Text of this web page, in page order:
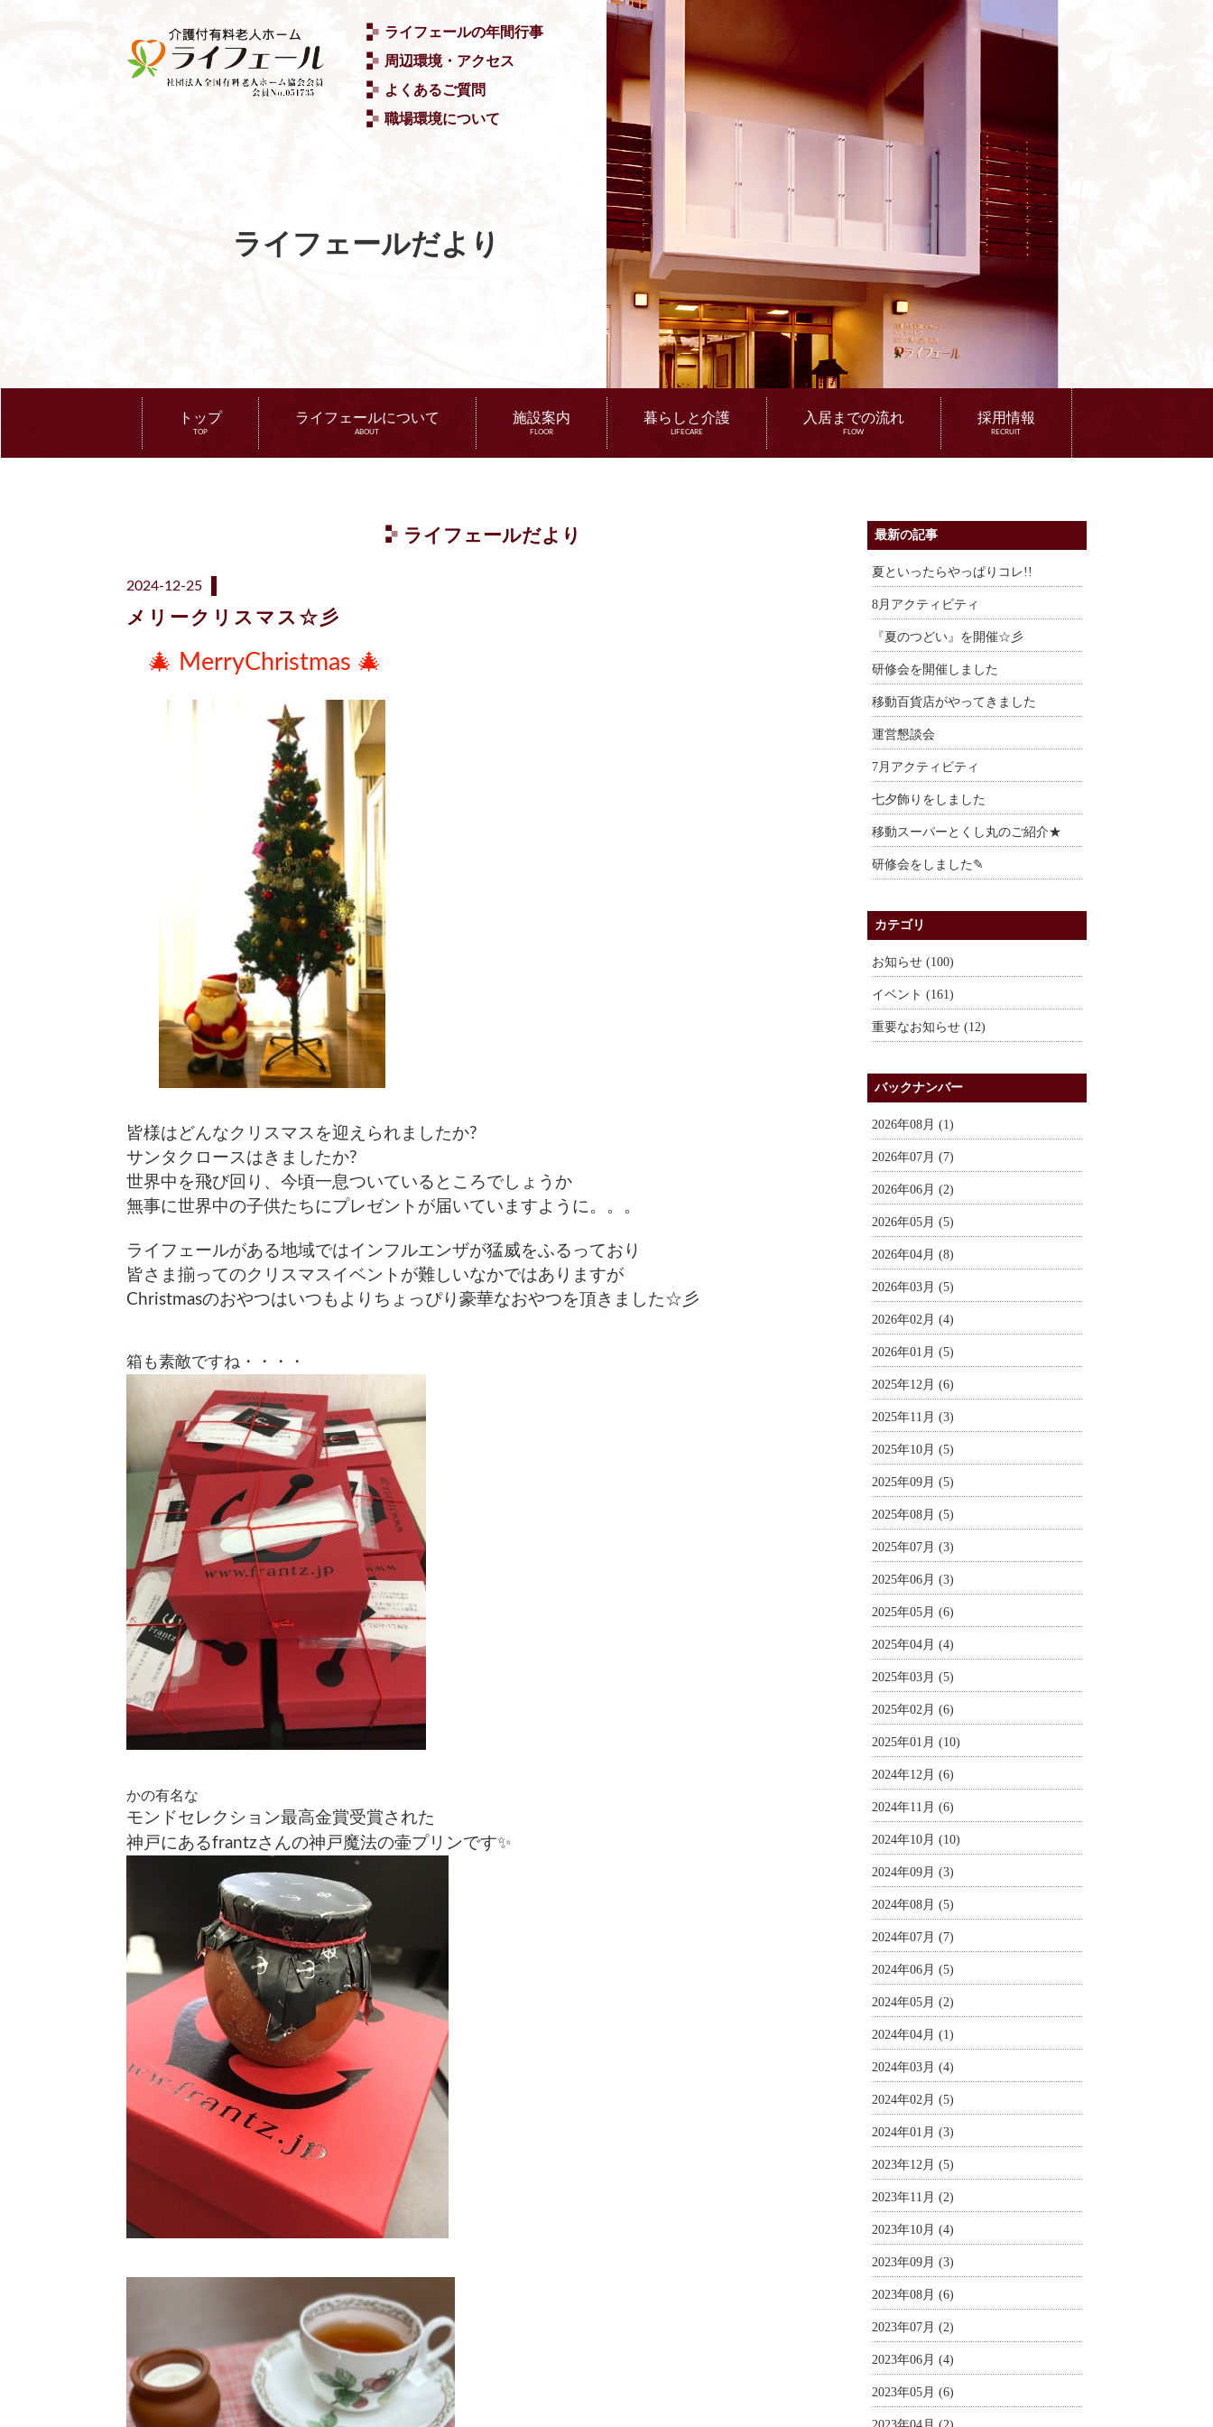
ライフェールの年間行事
周辺環境・アクセス
よくあるご質問
職場環境について
ライフェールだより
トップ
TOP
ライフェールについて
ABOUT
施設案内
FLOOR
暮らしと介護
LIFECARE
入居までの流れ
FLOW
採用情報
RECRUIT
ライフェールだより
2024-12-25
メリークリスマス☆彡
🎄 MerryChristmas 🎄
皆様はどんなクリスマスを迎えられましたか?
サンタクロースはきましたか?
世界中を飛び回り、今頃一息ついているところでしょうか
無事に世界中の子供たちにプレゼントが届いていますように。。。
ライフェールがある地域ではインフルエンザが猛威をふるっており
皆さま揃ってのクリスマスイベントが難しいなかではありますが
Christmasのおやつはいつもよりちょっぴり豪華なおやつを頂きました☆彡
箱も素敵ですね・・・・
かの有名な
モンドセレクション最高金賞受賞された
神戸にあるfrantzさんの神戸魔法の壷プリンです✨
最新の記事
夏といったらやっぱりコレ!!
8月アクティビティ
『夏のつどい』を開催☆彡
研修会を開催しました
移動百貨店がやってきました
運営懇談会
7月アクティビティ
七夕飾りをしました
移動スーパーとくし丸のご紹介★
研修会をしました✎
カテゴリ
お知らせ (100)
イベント (161)
重要なお知らせ (12)
バックナンバー
2026年08月 (1)
2026年07月 (7)
2026年06月 (2)
2026年05月 (5)
2026年04月 (8)
2026年03月 (5)
2026年02月 (4)
2026年01月 (5)
2025年12月 (6)
2025年11月 (3)
2025年10月 (5)
2025年09月 (5)
2025年08月 (5)
2025年07月 (3)
2025年06月 (3)
2025年05月 (6)
2025年04月 (4)
2025年03月 (5)
2025年02月 (6)
2025年01月 (10)
2024年12月 (6)
2024年11月 (6)
2024年10月 (10)
2024年09月 (3)
2024年08月 (5)
2024年07月 (7)
2024年06月 (5)
2024年05月 (2)
2024年04月 (1)
2024年03月 (4)
2024年02月 (5)
2024年01月 (3)
2023年12月 (5)
2023年11月 (2)
2023年10月 (4)
2023年09月 (3)
2023年08月 (6)
2023年07月 (2)
2023年06月 (4)
2023年05月 (6)